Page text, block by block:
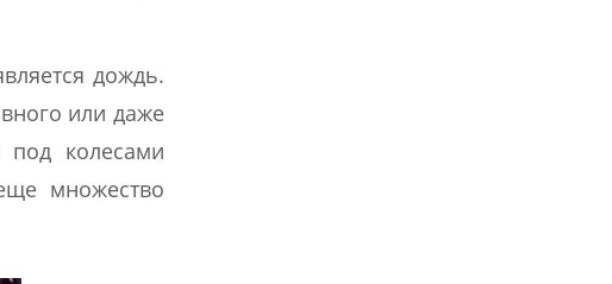
дождь.
или даже
колесами
множество